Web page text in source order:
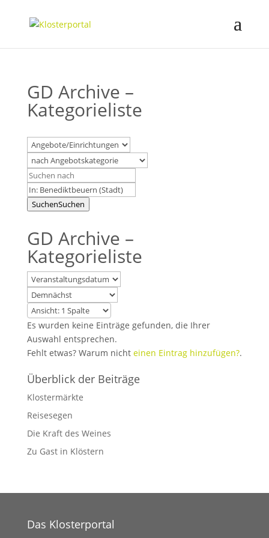
GD Archive –
Kategorieliste
SuchenSuchen
GD Archive –
Kategorieliste
Es wurden keine Einträge gefunden, die Ihrer
Auswahl entsprechen.
Fehlt etwas? Warum nicht einen Eintrag hinzufügen?.
Überblick der Beiträge
Klostermärkte
Reisesegen
Die Kraft des Weines
Zu Gast in Klöstern
Das Klosterportal